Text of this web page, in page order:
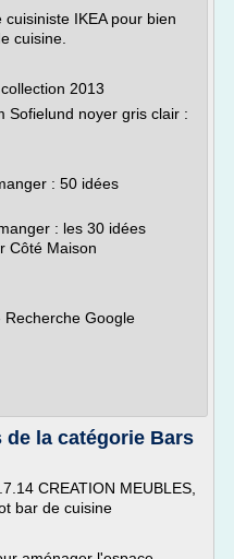
IKEA pour bien
cuisine.
2013
Sofielund noyer gris clair :
: 50 idées
: les 30 idées
Côté Maison
Google
de la catégorie Bars
CREATION MEUBLES,
bar de cuisine